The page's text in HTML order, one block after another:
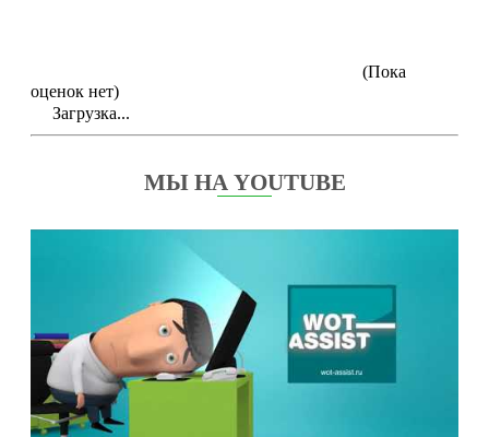
(Пока
оценок нет)
Загрузка...
МЫ НА YOUTUBE